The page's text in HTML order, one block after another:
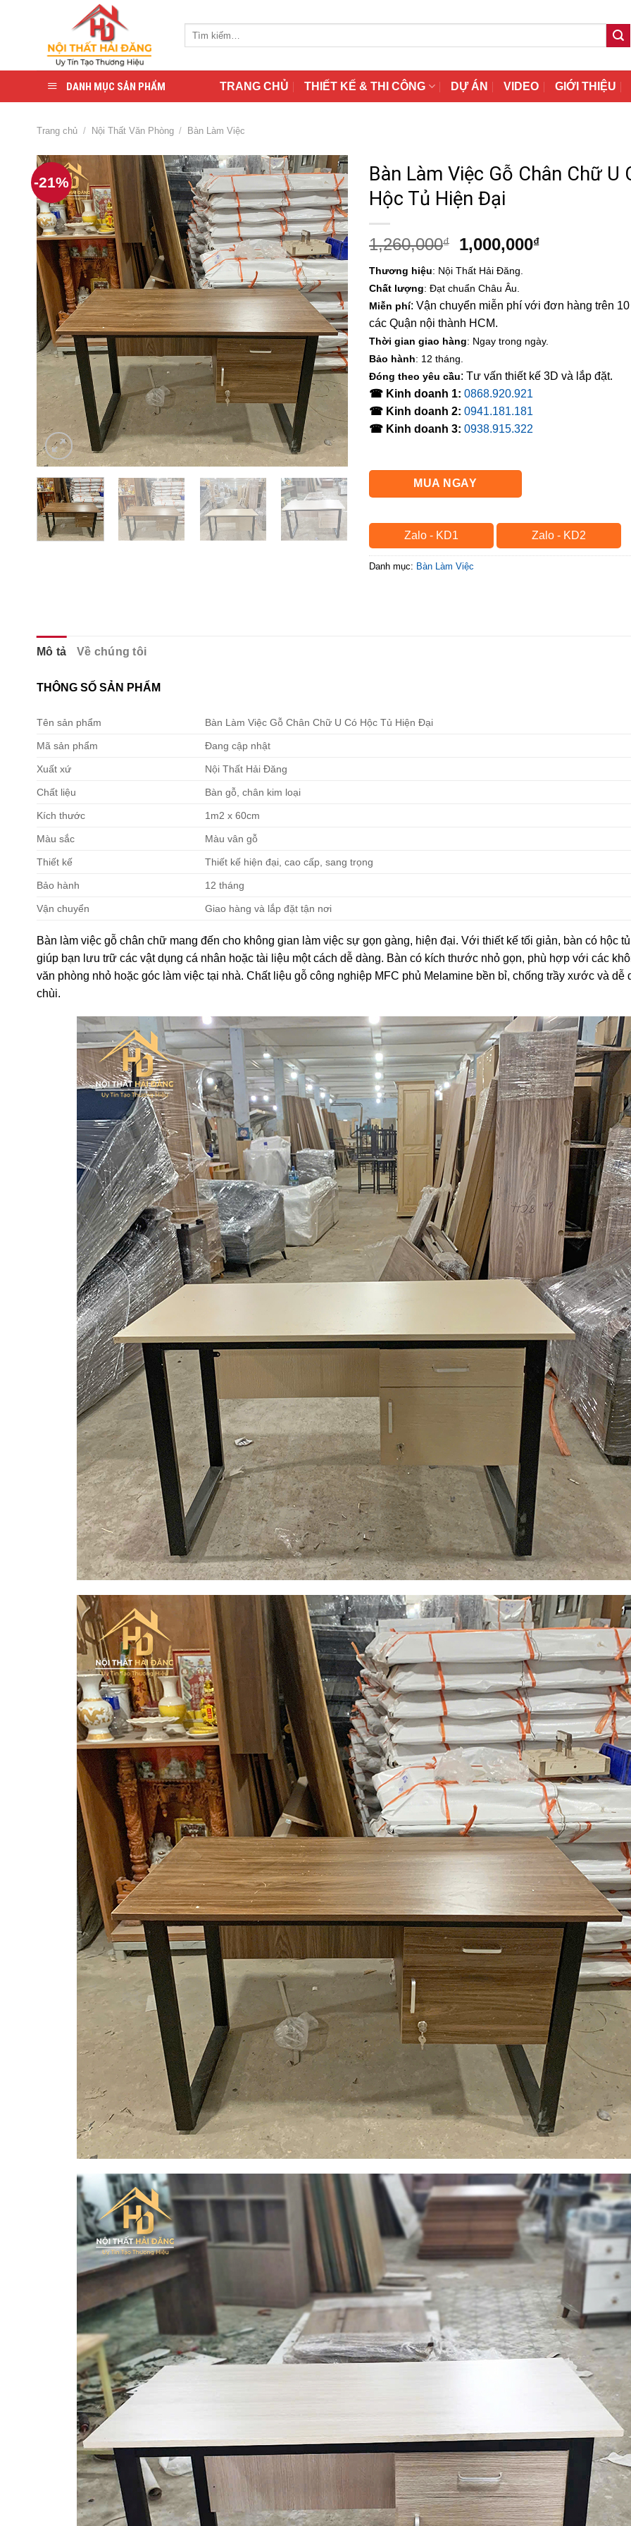
DANH MỤC SẢN PHẨM TRANG CHỦ THIẾT KẾ & THI CÔNG DỰ ÁN VIDEO GIỚI THIỆU
Trang chủ / Nội Thất Văn Phòng / Bàn Làm Việc
-21%
Bàn Làm Việc Gỗ Chân Chữ U
Hộc Tủ Hiện Đại
1,260,000₫
Giá
là:
1,260,000₫.
1,000,000₫Giá
1,000,000₫.
Thương hiệu: Nội Thất Hải Đăng.
Chất lượng: Đạt chuẩn Châu Âu.
Miễn phí: Vận chuyển miễn phí với đơn hàng trên 10
các Quận nội thành HCM.
Thời gian giao hàng: Ngay trong ngày.
Bảo hành: 12 tháng.
Đóng theo yêu cầu: Tư vấn thiết kế 3D và lắp đặt.
☎ Kinh doanh 1: 0868.920.921
☎ Kinh doanh 2: 0941.181.181
☎ Kinh doanh 3: 0938.915.322
MUA NGAY
Zalo - KD1 Zalo - KD2
Danh mục: Bàn Làm Việc
Mô tả Về chúng tôi
THÔNG SỐ SẢN PHẨM
Tên sản phẩm Bàn Làm Việc Gỗ Chân Chữ U Có Hộc Tủ Hiện Đại
Mã sản phẩm Đang cập nhật
Xuất xứ Nội Thất Hải Đăng
Chất liệu Bàn gỗ, chân kim loại
Kích thước 1m2 x 60cm
Màu sắc Màu vân gỗ
Thiết kế Thiết kế hiện đại, cao cấp, sang trọng
Bảo hành 12 tháng
Vận chuyển Giao hàng và lắp đặt tận nơi
Bàn làm việc gỗ chân chữ mang đến cho không gian làm việc sự gọn gàng, hiện đại. Với thiết kế tối giản, bàn có hộc
giúp bạn lưu trữ các vật dụng cá nhân hoặc tài liệu một cách dễ dàng. Bàn có kích thước nhỏ gọn, phù hợp với các
văn phòng nhỏ hoặc góc làm việc tại nhà. Chất liệu gỗ công nghiệp MFC phủ Melamine bền bỉ, chống trầy xước và dễ
chùi.